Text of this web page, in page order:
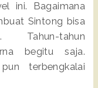
ini. Bagaimana
Sintong bisa
Tahun-tahun
begitu saja.
terbengkalai